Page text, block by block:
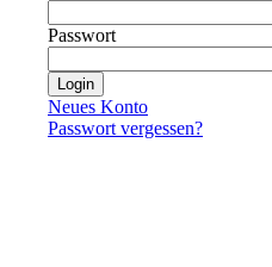
Passwort
Neues Konto
Passwort vergessen?